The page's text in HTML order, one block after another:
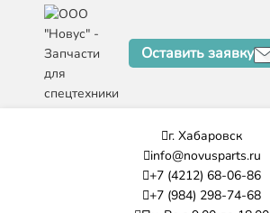
Оставить заявку
г. Хабаровск
info@novusparts.ru
+7 (4212) 68-06-86
+7 (984) 298-74-68